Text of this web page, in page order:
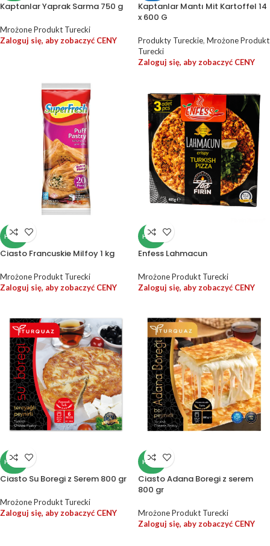
Kaptanlar Yaprak Sarma 750 g
Mrożone Produkt Turecki
Zaloguj się, aby zobaczyć CENY
Kaptanlar Mantı Mit Kartoffel 14
x 600 G
Produkty Tureckie, Mrożone Produkt
Turecki
Zaloguj się, aby zobaczyć CENY
HALAL
Ciasto Francuskie Milfoy 1 kg
Mrożone Produkt Turecki
Zaloguj się, aby zobaczyć CENY
HALAL
Enfess Lahmacun
Mrożone Produkt Turecki
Zaloguj się, aby zobaczyć CENY
HALAL
Ciasto Su Boregi z Serem 800 gr
Mrożone Produkt Turecki
Zaloguj się, aby zobaczyć CENY
HALAL
Ciasto Adana Boregi z serem
800 gr
Mrożone Produkt Turecki
Zaloguj się, aby zobaczyć CENY